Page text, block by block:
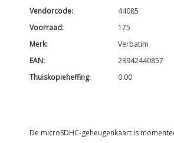
Vendorcode:
44085
Voorraad:
175
Merk:
Verbatim
EAN:
23942440857
Thuiskopieheffing:
0.00
De microSDHC-geheugenkaart is